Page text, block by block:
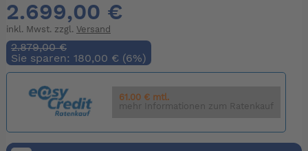
2.699,00 €
inkl. Mwst. zzgl. Versand
2.879,00 €
Sie sparen: 180,00 € (6%)
61.00 € mtl.
mehr Informationen zum Ratenkauf